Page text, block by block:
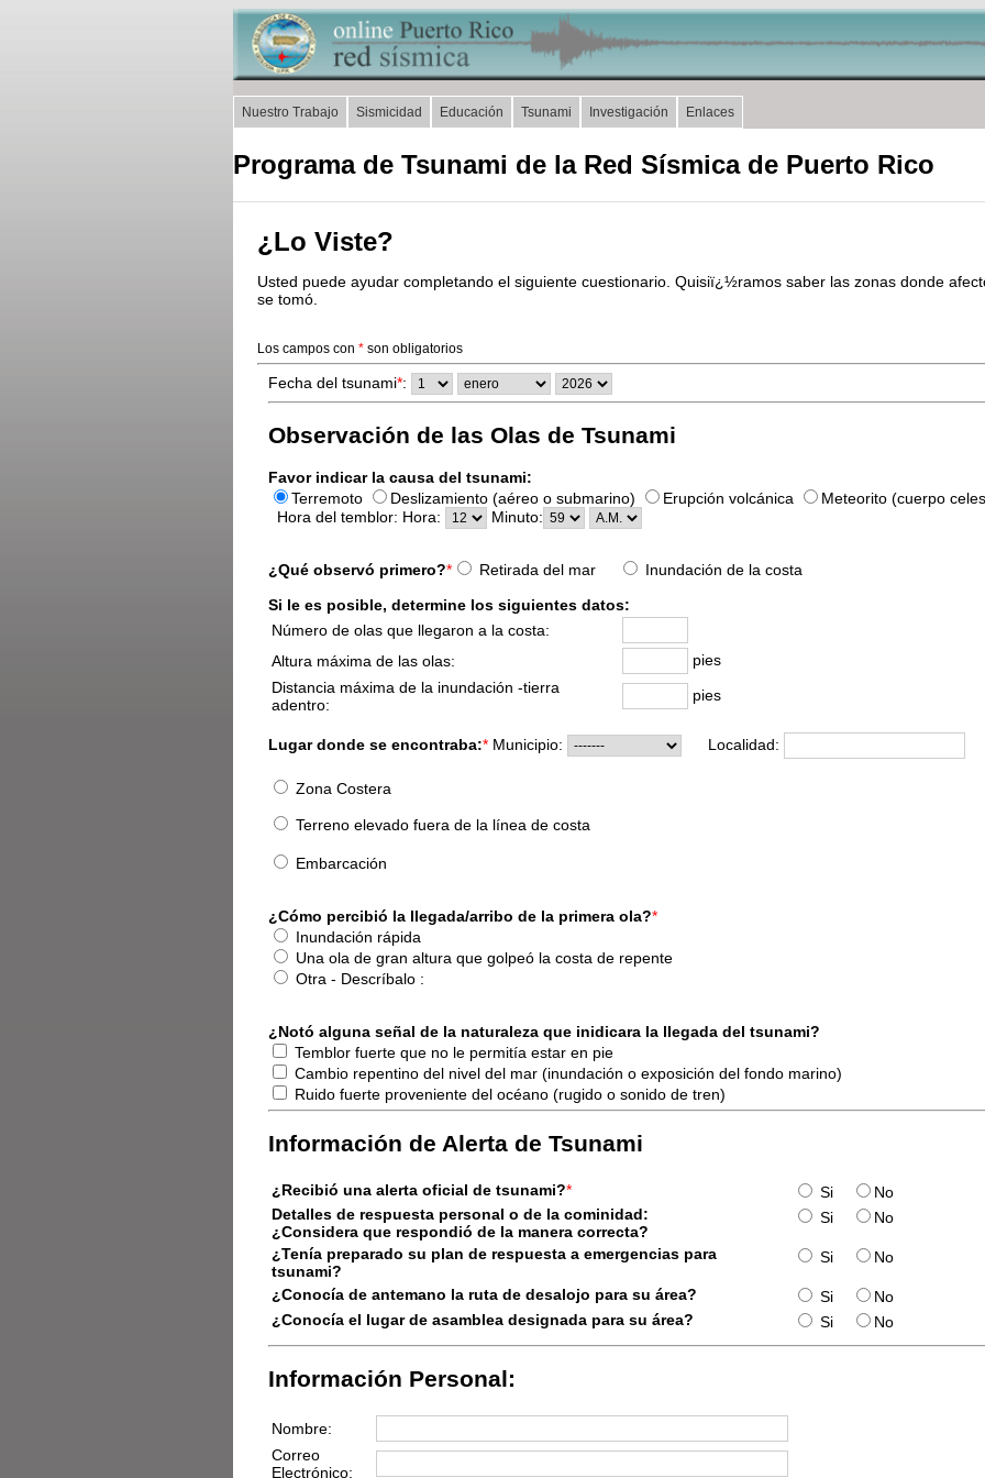
Nuestro Trabajo Sismicidad Educación Tsunami Investigación Enlaces
Programa de Tsunami de la Red Sísmica de Puerto Rico
¿Lo Viste?
Usted puede ayudar completando el siguiente cuestionario. Quisiï¿½ramos saber las zonas donde
se tomó.
Los campos con * son obligatorios
Fecha del tsunami*:
Observación de las Olas de Tsunami
Favor indicar la causa del tsunami:
Terremoto
Deslizamiento (aéreo o submarino) Erupción volcánica
Meteorito (cuerpo
Hora del temblor: Hora: Minuto:
¿Qué observó primero?* Retirada del mar
Inundación de la costa
Si le es posible, determine los siguientes datos:
Número de olas que llegaron a la costa:
Altura máxima de las olas:
pies
Distancia máxima de la inundación -tierra
adentro:
pies
Lugar donde se encontraba:* Municipio: Localidad:
Zona Costera
Terreno elevado fuera de la línea de costa
Embarcación
¿Cómo percibió la llegada/arribo de la primera ola?*
Inundación rápida
Una ola de gran altura que golpeó la costa de repente
Otra - Descríbalo :
¿Notó alguna señal de la naturaleza que inidicara la llegada del tsunami?
Temblor fuerte que no le permitía estar en pie
Cambio repentino del nivel del mar (inundación o exposición del fondo marino)
Ruido fuerte proveniente del océano (rugido o sonido de tren)
Información de Alerta de Tsunami
¿Recibió una alerta oficial de tsunami?* Si
No
Detalles de respuesta personal o de la cominidad:
¿Considera que respondió de la manera correcta?
Si No
¿Tenía preparado su plan de respuesta a emergencias para
tsunami?
Si No
¿Conocía de antemano la ruta de desalojo para su área? Si
No
¿Conocía el lugar de asamblea designada para su área?
Si No
Información Personal:
Nombre:
Correo
Electrónico: